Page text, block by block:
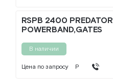
RSPB 2400 PREDATOR
POWERBAND,GATES
В наличии
Цена по запросу Р